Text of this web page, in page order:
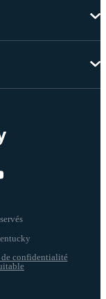
confidentialité